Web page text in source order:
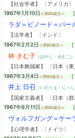
【社会学者】 〔アメリカ〕
1967年1月10日 ≪満80歳没≫ ［
ラダ＝ビノード＝パー
【法学者】 〔インド〕
1967年2月2日 ≪満80歳没≫ ［
林 きむ子（はやし・きむこ）
【日本舞踊家】 〔日本（東
1967年3月4日 ≪満80歳没≫ ［
井上 日召 （いのうえ・にっし
【国家主義者】 〔日本（群
1967年6月11日 ≪満80歳没≫ ［
ヴォルフガング＝ケー
【心理学者】 〔ドイツ〕